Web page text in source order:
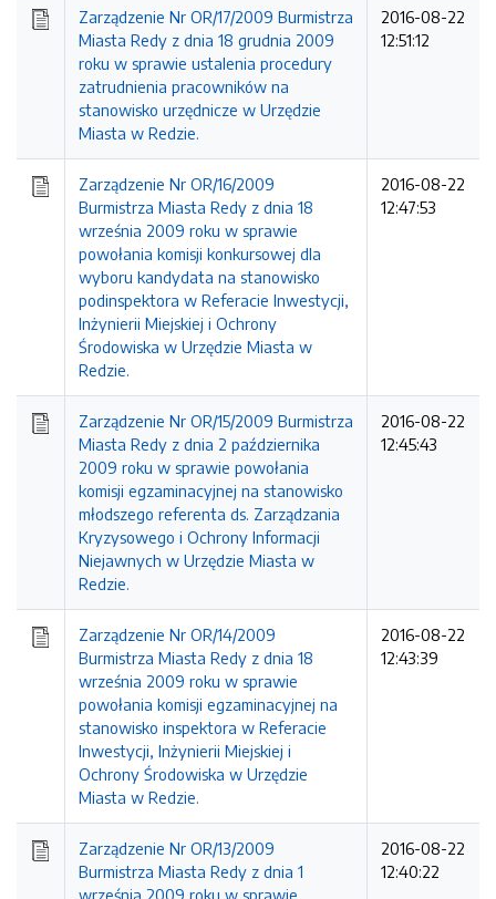
Zarządzenie Nr OR/17/2009 Burmistrza
Miasta Redy z dnia 18 grudnia 2009
roku w sprawie ustalenia procedury
zatrudnienia pracowników na
stanowisko urzędnicze w Urzędzie
Miasta w Redzie.
2016-08-22
12:51:12
Zarządzenie Nr OR/16/2009
Burmistrza Miasta Redy z dnia 18
września 2009 roku w sprawie
powołania komisji konkursowej dla
wyboru kandydata na stanowisko
podinspektora w Referacie Inwestycji,
Inżynierii Miejskiej i Ochrony
Środowiska w Urzędzie Miasta w
Redzie.
2016-08-22
12:47:53
Zarządzenie Nr OR/15/2009 Burmistrza
Miasta Redy z dnia 2 października
2009 roku w sprawie powołania
komisji egzaminacyjnej na stanowisko
młodszego referenta ds. Zarządzania
Kryzysowego i Ochrony Informacji
Niejawnych w Urzędzie Miasta w
Redzie.
2016-08-22
12:45:43
Zarządzenie Nr OR/14/2009
Burmistrza Miasta Redy z dnia 18
września 2009 roku w sprawie
powołania komisji egzaminacyjnej na
stanowisko inspektora w Referacie
Inwestycji, Inżynierii Miejskiej i
Ochrony Środowiska w Urzędzie
Miasta w Redzie.
2016-08-22
12:43:39
Zarządzenie Nr OR/13/2009
Burmistrza Miasta Redy z dnia 1
września 2009 roku w sprawie
2016-08-22
12:40:22